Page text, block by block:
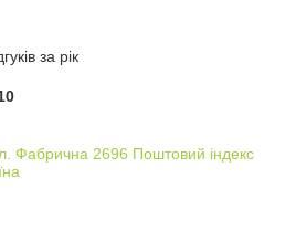
за рік
Фабрична 2696 Поштовий індекс